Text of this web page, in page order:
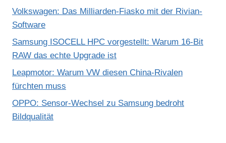
Volkswagen: Das Milliarden-Fiasko mit der Rivian-
Software
Samsung ISOCELL HPC vorgestellt: Warum 16-Bit
RAW das echte Upgrade ist
Leapmotor: Warum VW diesen China-Rivalen
fürchten muss
OPPO: Sensor-Wechsel zu Samsung bedroht
Bildqualität